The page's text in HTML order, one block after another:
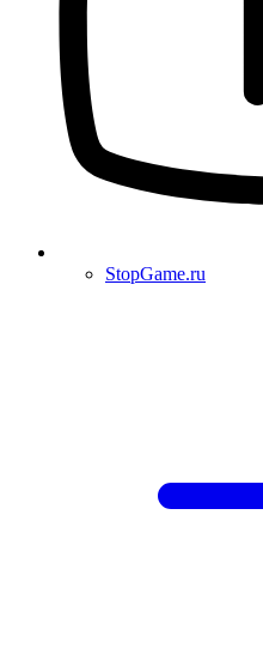
StopGame.ru